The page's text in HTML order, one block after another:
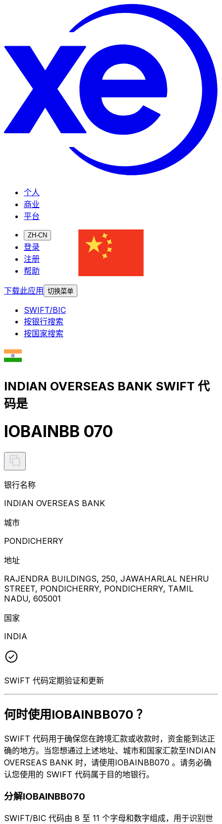
个人
商业
平台
ZH-CN
登录
注册
帮助
下载此应用
切换菜单
SWIFT/BIC
按银行搜索
按国家搜索
INDIAN OVERSEAS BANK SWIFT 代
码是
IOBAINBB 070
银行名称
INDIAN OVERSEAS BANK
城市
PONDICHERRY
地址
RAJENDRA BUILDINGS, 250, JAWAHARLAL NEHRU
STREET, PONDICHERRY, PONDICHERRY, TAMIL
NADU, 605001
国家
INDIA
SWIFT 代码定期验证和更新
何时使用IOBAINBB070 ？
SWIFT 代码用于确保您在跨境汇款或收款时，资金能到达正
确的地方。当您想通过上述地址、城市和国家汇款至INDIAN
OVERSEAS BANK 时，请使用IOBAINBB070 。请务必确
认您使用的 SWIFT 代码属于目的地银行。
分解IOBAINBB070
SWIFT/BIC 代码由 8 至 11 个字母和数字组成，用于识别世